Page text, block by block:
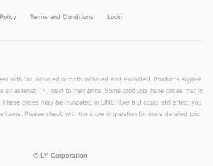
Terms and Conditions Login
with tax included or both included and excluded. Products eligible
an asterisk (＊) next to their price. Some products have prices that in
prices may be truncated in LINE Flyer but could still affect you
items. Please check with the store in question for more detailed pric
© LY Corporation